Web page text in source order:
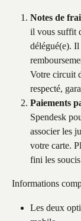
Notes de
il vous suffit
délégué(e). Il
Votre circuit
respecté,
Paiements
Spendesk
associer les
votre carte.
fini les
Informations
Les deux